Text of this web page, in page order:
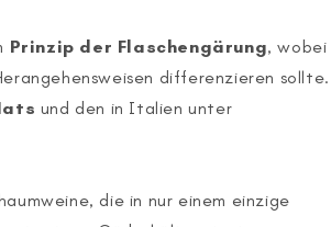
Prinzip der Flaschengärung, wobei
differenzieren sollte.
und den in Italien unter
die in nur einem einzige